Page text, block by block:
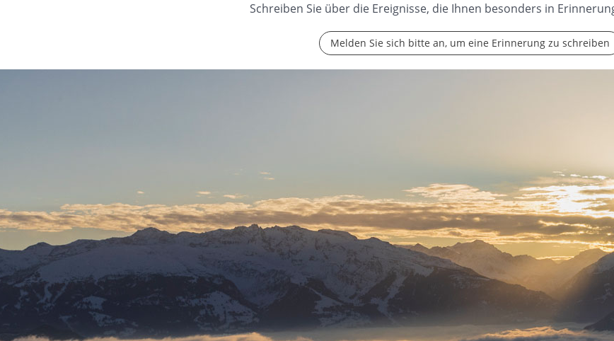
Schreiben Sie über die Ereignisse, die Ihnen besonders in
Melden Sie sich bitte an, um eine Erinnerung zu schreiben